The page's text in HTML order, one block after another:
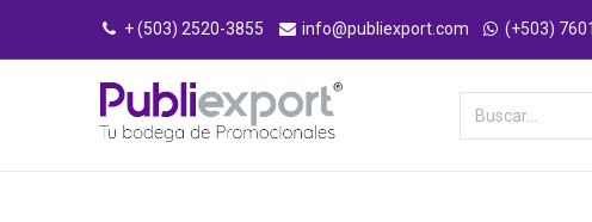
+ (503) 2520-3855 info@publiexport.com (+503)